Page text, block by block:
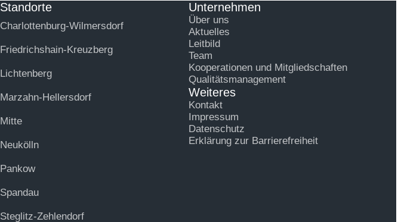
Standorte
Charlottenburg-Wilmersdorf
Friedrichshain-Kreuzberg
Lichtenberg
Marzahn-Hellersdorf
Mitte
Neukölln
Pankow
Spandau
Steglitz-Zehlendorf
Unternehmen
Über uns
Aktuelles
Leitbild
Team
Kooperationen und Mitgliedschaften
Qualitätsmanagement
Weiteres
Kontakt
Impressum
Datenschutz
Erklärung zur Barrierefreiheit